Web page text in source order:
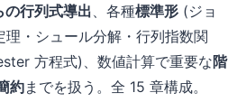
の行列式導出 、各種標準形 (ジョ
・シュール分解・行列指数関
方程式)、数値計算で重要な階
約までを扱う。全 15 章構成。